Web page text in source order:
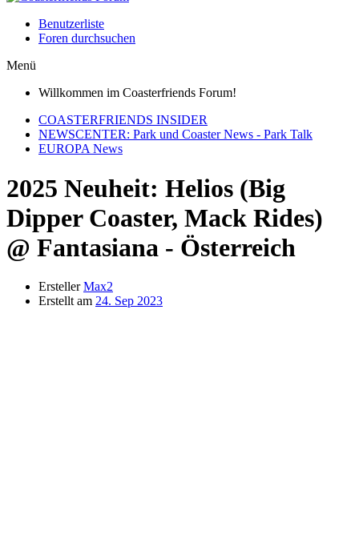
Benutzerliste
Foren durchsuchen
Menü
Willkommen im Coasterfriends Forum!
COASTERFRIENDS INSIDER
NEWSCENTER: Park und Coaster News - Park Talk
EUROPA News
2025 Neuheit: Helios (Big
Dipper Coaster, Mack Rides)
@ Fantasiana - Österreich
Ersteller Max2
Erstellt am 24. Sep 2023